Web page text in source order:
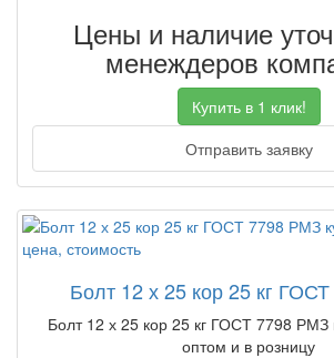
Цены и наличие
менеждеров
Купить в 1 клик!
Отправить заявку
Болт 12 х 25 кор 25 кг
Болт 12 х 25 кор 25 кг ГОСТ 7798 РМЗ
оптом и в розницу